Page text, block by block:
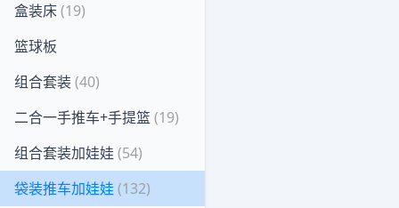
盒装床(19)
篮球板
组合套装(40)
二合一手推车+手提篮 (19)
组合套装加娃娃 (54)
袋装推车加娃娃 (132)